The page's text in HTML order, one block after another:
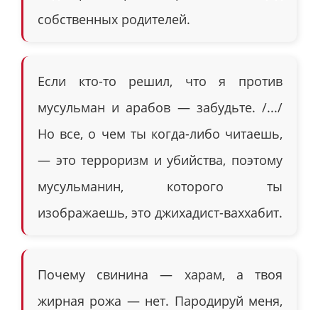
собственных родителей.
Если кто-то решил, что я против
мусульман и арабов — забудьте. /.../
Но все, о чем ты когда-либо читаешь,
— это терроризм и убийства, поэтому
мусульманин, которого ты
изображаешь, это джихадист-ваххабит.
Почему свинина — харам, а твоя
жирная рожа — нет. Пародируй меня,